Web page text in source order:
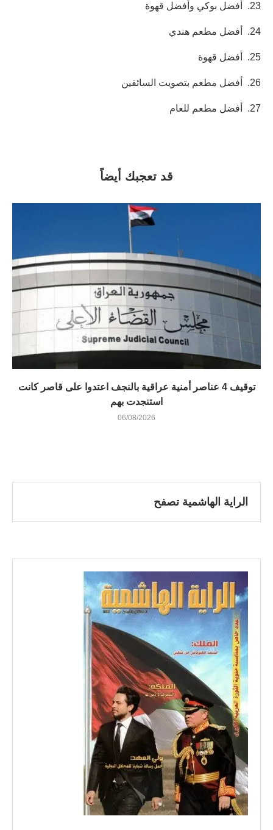
23. أفضل بوكي وأفضل قهوة
24. أفضل مطعم هندي
25. أفضل قهوة
26. أفضل مطعم بتصويت السائقين
27. أفضل مطعم للعام
قد تعجبك أيضاً
توقيف 4 عناصر أمنية عراقية بالنجف اعتدوا على قاصر كانت
استنجدت بهم
06/08/2026
الراية الهاشمية تصفح